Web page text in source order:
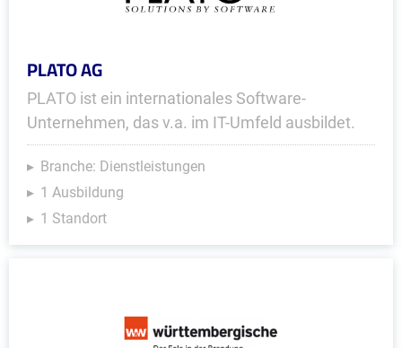
PLATO AG
PLATO ist ein internationales Software-
Unternehmen, das v.a. im IT-Umfeld ausbildet.
Branche: Dienstleistungen
1 Ausbildung
1 Standort